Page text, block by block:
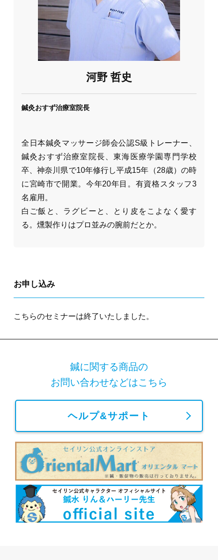
河野 哲史
鍼灸おすず治療室院長
全日本鍼灸マッサージ師会公認S級トレーナー、
鍼灸おすず治療室院長、東海医療学園専門学校
卒、神奈川県で10年修行し平成15年（28歳）の時
に宮崎市で開業。今年20年目。有資格スタッフ3
名雇用。
白ご飯と、ラグビーと、とり皮をこよなく愛す
る。燻製作りはプロ並みの腕前だとか。
お申し込み
こちらのセミナーは終了いたしました。
鍼に関する商品の
お問い合わせなどはこちら
ヘルプ&サポート